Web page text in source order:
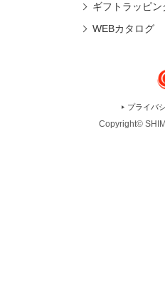
ギフトラッピン
WEBカタログ
プライバ
Copyright©